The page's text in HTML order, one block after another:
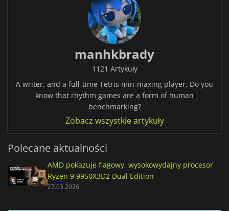
manhkbrady
1121 Artykuły
A writer, and a full-time Tetris min-maxing player. Do you
know that rhythm games are a form of human
benchmarking?
Zobacz wszystkie artykuły
Polecane aktualności
AMD pokazuje flagowy, wysokowydajny procesor
Ryzen 9 9950X3D2 Dual Edition
27.03.2026